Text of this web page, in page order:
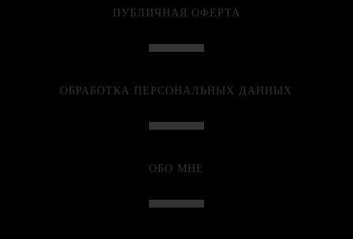
ПУБЛИЧНАЯ ОФЕРТА
ОБРАБОТКА ПЕРСОНАЛЬНЫХ ДАННЫХ
ОБО МНЕ